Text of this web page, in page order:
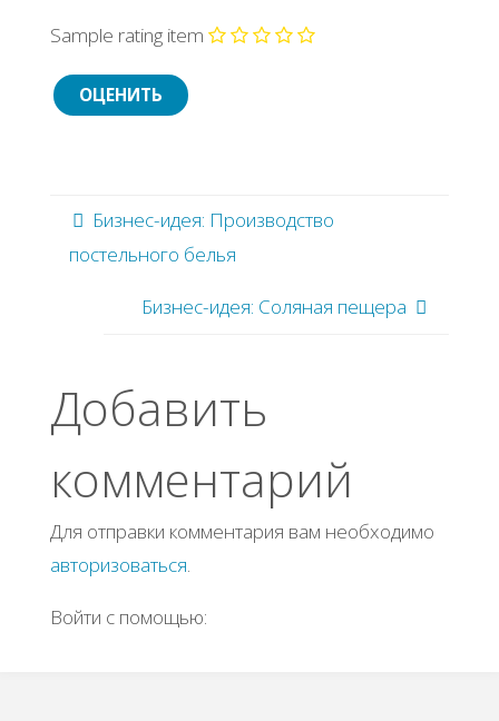
Sample rating item
Бизнес-идея: Производство
постельного белья
Бизнес-идея: Соляная пещера
Добавить
комментарий
Для отправки комментария вам необходимо
авторизоваться.
Войти с помощью: